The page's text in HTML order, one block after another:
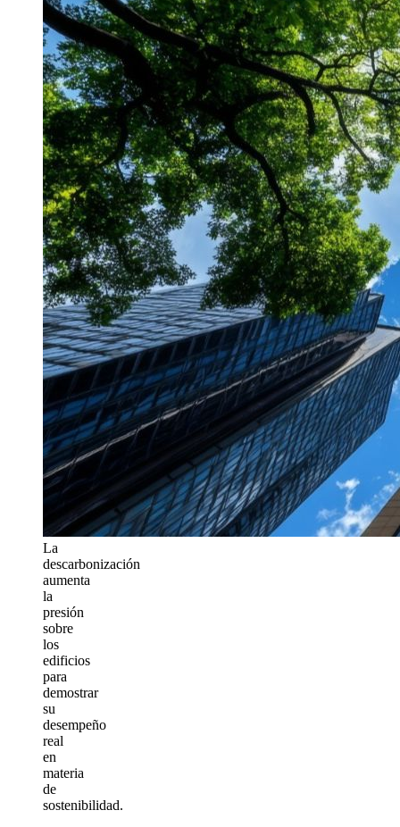
La
descarbonización
aumenta
la
presión
sobre
los
edificios
para
demostrar
su
desempeño
real
en
materia
de
sostenibilidad.